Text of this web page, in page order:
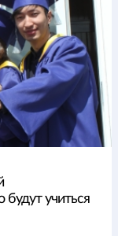
будут учиться